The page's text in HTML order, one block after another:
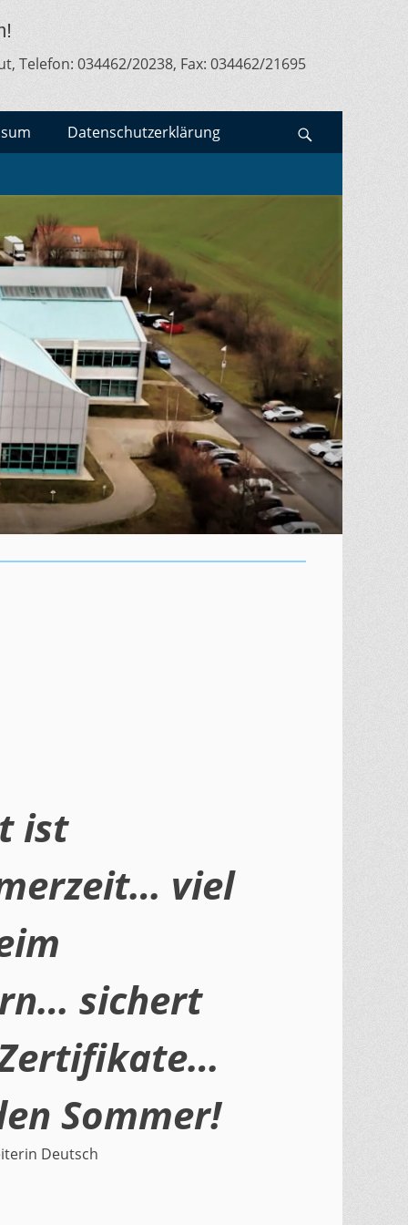
Telefon: 034462/20238, Fax: 034462/21695
Datenschutzerklärung
ist
viel
sichert
Sommer!
Deutsch